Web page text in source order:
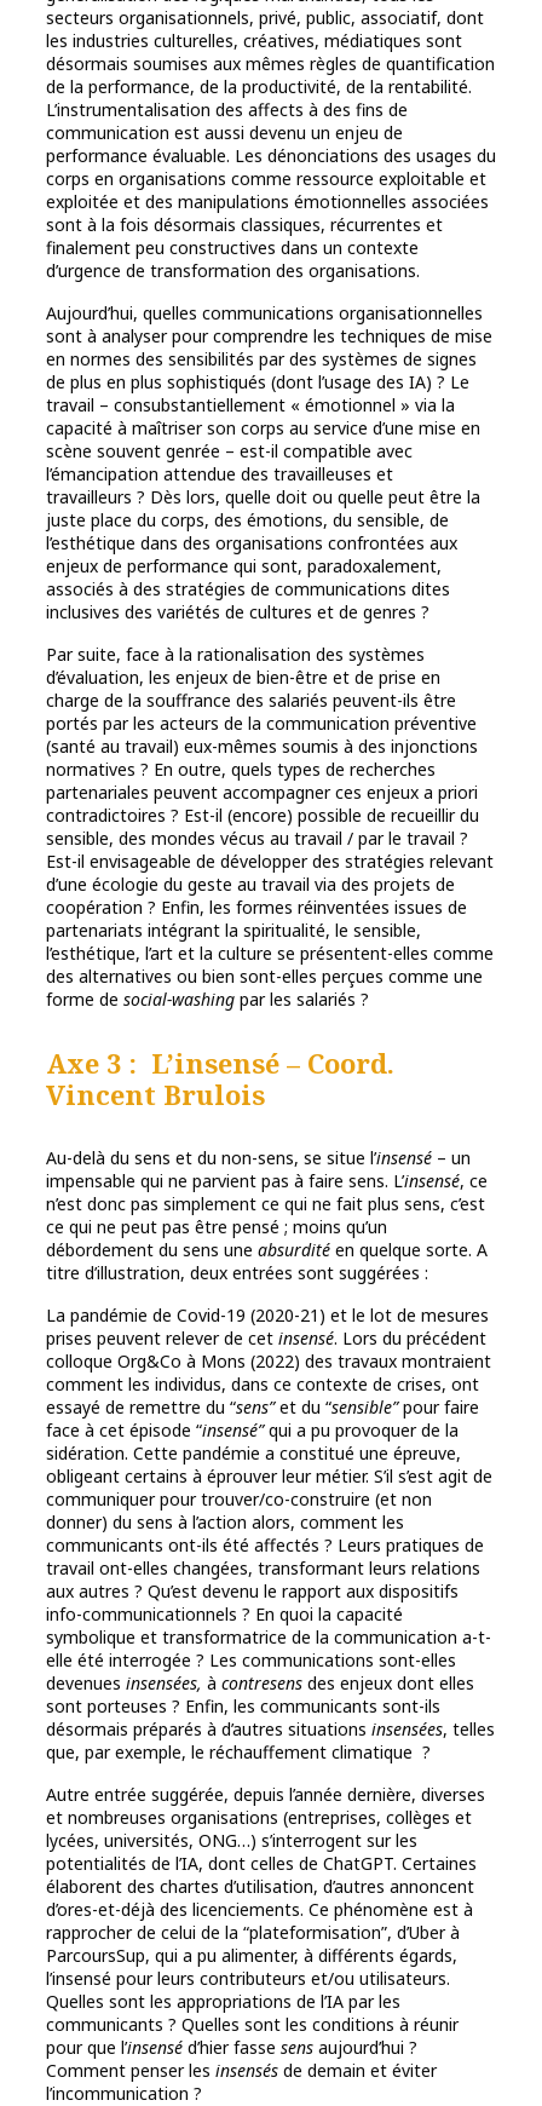
secteurs organisationnels, privé, public, associatif, dont
les industries culturelles, créatives, médiatiques sont
désormais soumises aux mêmes règles de quantification
de la performance, de la productivité, de la rentabilité.
L’instrumentalisation des affects à des fins de
communication est aussi devenu un enjeu de
performance évaluable. Les dénonciations des usages du
corps en organisations comme ressource exploitable et
exploitée et des manipulations émotionnelles associées
sont à la fois désormais classiques, récurrentes et
finalement peu constructives dans un contexte
d’urgence de transformation des organisations.
Aujourd’hui, quelles communications organisationnelles
sont à analyser pour comprendre les techniques de mise
en normes des sensibilités par des systèmes de signes
de plus en plus sophistiqués (dont l’usage des IA) ? Le
travail – consubstantiellement « émotionnel » via la
capacité à maîtriser son corps au service d’une mise en
scène souvent genrée – est-il compatible avec
l’émancipation attendue des travailleuses et
travailleurs ? Dès lors, quelle doit ou quelle peut être la
juste place du corps, des émotions, du sensible, de
l’esthétique dans des organisations confrontées aux
enjeux de performance qui sont, paradoxalement,
associés à des stratégies de communications dites
inclusives des variétés de cultures et de genres ?
Par suite, face à la rationalisation des systèmes
d’évaluation, les enjeux de bien-être et de prise en
charge de la souffrance des salariés peuvent-ils être
portés par les acteurs de la communication préventive
(santé au travail) eux-mêmes soumis à des injonctions
normatives ? En outre, quels types de recherches
partenariales peuvent accompagner ces enjeux a priori
contradictoires ? Est-il (encore) possible de recueillir du
sensible, des mondes vécus au travail / par le travail ?
Est-il envisageable de développer des stratégies relevant
d’une écologie du geste au travail via des projets de
coopération ? Enfin, les formes réinventées issues de
partenariats intégrant la spiritualité, le sensible,
l’esthétique, l’art et la culture se présentent-elles comme
des alternatives ou bien sont-elles perçues comme une
forme de social-washing par les salariés ?
Axe 3 : L’insensé – Coord.
Vincent Brulois
Au-delà du sens et du non-sens, se situe l’insensé – un
impensable qui ne parvient pas à faire sens. L’insensé, ce
n’est donc pas simplement ce qui ne fait plus sens, c’est
ce qui ne peut pas être pensé ; moins qu’un
débordement du sens une absurdité en quelque sorte. A
titre d’illustration, deux entrées sont suggérées :
La pandémie de Covid-19 (2020-21) et le lot de mesures
prises peuvent relever de cet insensé. Lors du précédent
colloque Org&Co à Mons (2022) des travaux montraient
comment les individus, dans ce contexte de crises, ont
essayé de remettre du “sens”et du “sensible”pour faire
face à cet épisode “insensé”qui a pu provoquer de la
sidération. Cette pandémie a constitué une épreuve,
obligeant certains à éprouver leur métier. S’il s’est agit de
communiquer pour trouver/co-construire (et non
donner) du sens à l’action alors, comment les
communicants ont-ils été affectés ? Leurs pratiques de
travail ont-elles changées, transformant leurs relations
aux autres ? Qu’est devenu le rapport aux dispositifs
info-communicationnels ? En quoi la capacité
symbolique et transformatrice de la communication a-t-
elle été interrogée ? Les communications sont-elles
devenues insensées, à contresens des enjeux dont elles
sont porteuses ? Enfin, les communicants sont-ils
désormais préparés à d’autres situations insensées, telles
que, par exemple, le réchauffement climatique ?
Autre entrée suggérée, depuis l’année dernière, diverses
et nombreuses organisations (entreprises, collèges et
lycées, universités, ONG…) s’interrogent sur les
potentialités de l’IA, dont celles de ChatGPT. Certaines
élaborent des chartes d’utilisation, d’autres annoncent
d’ores-et-déjà des licenciements. Ce phénomène est à
rapprocher de celui de la “plateformisation”, d’Uber à
ParcoursSup, qui a pu alimenter, à différents égards,
l’insensé pour leurs contributeurs et/ou utilisateurs.
Quelles sont les appropriations de l’IA par les
communicants ? Quelles sont les conditions à réunir
pour que l’insensé d’hier fasse sens aujourd’hui ?
Comment penser les insensés de demain et éviter
l’incommunication ?